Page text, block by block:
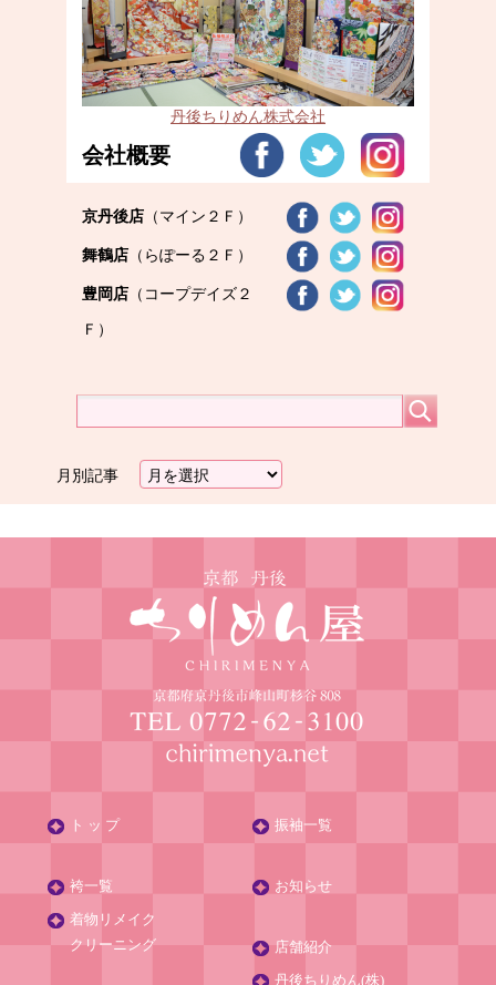
丹後ちりめん株式会社
会社概要
京丹後店 （マイン２Ｆ）
舞鶴店 （らぽーる２Ｆ）
豊岡店 （コープデイズ２
Ｆ）
月別記事
ト ッ プ 振袖一覧
袴一覧
着物リメイク
クリーニング
お知らせ
店舗紹介
丹後ちりめん(株)